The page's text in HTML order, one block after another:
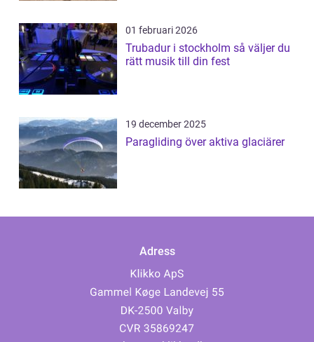
01 februari 2026
Trubadur i stockholm så väljer du
rätt musik till din fest
19 december 2025
Paragliding över aktiva glaciärer
Adress